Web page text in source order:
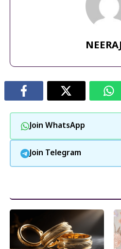
NEERAJ
Join WhatsApp
Join Telegram